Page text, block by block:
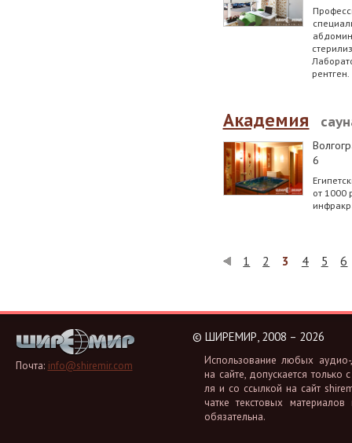
рентген.
Академия
6
от 1000
1 2 3 4 5 6
Почта: info@shiremir.com
© ШИРЕМИР, 2008 – 2026
Ис­поль­зо­ва­ние любых
на сайте, до­пус­ка­ет­ся
ля и со ссыл­кой на сайт
чат­ке тек­сто­вых
обя­за­тель­на.